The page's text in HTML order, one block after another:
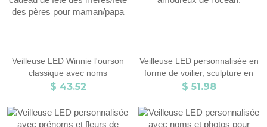
Veilleuse LED Winnie l'ourson
classique avec noms
personnalisés, lampe de nuit en
décoration d'intérieur, cadeau
de fête des mères/fête des
$ 43.52
Veilleuse LED personnalisée en
forme de voilier, sculpture en
bois, décoration nautique
famille, les amis et les
amoureux de l'océan.
$ 51.98